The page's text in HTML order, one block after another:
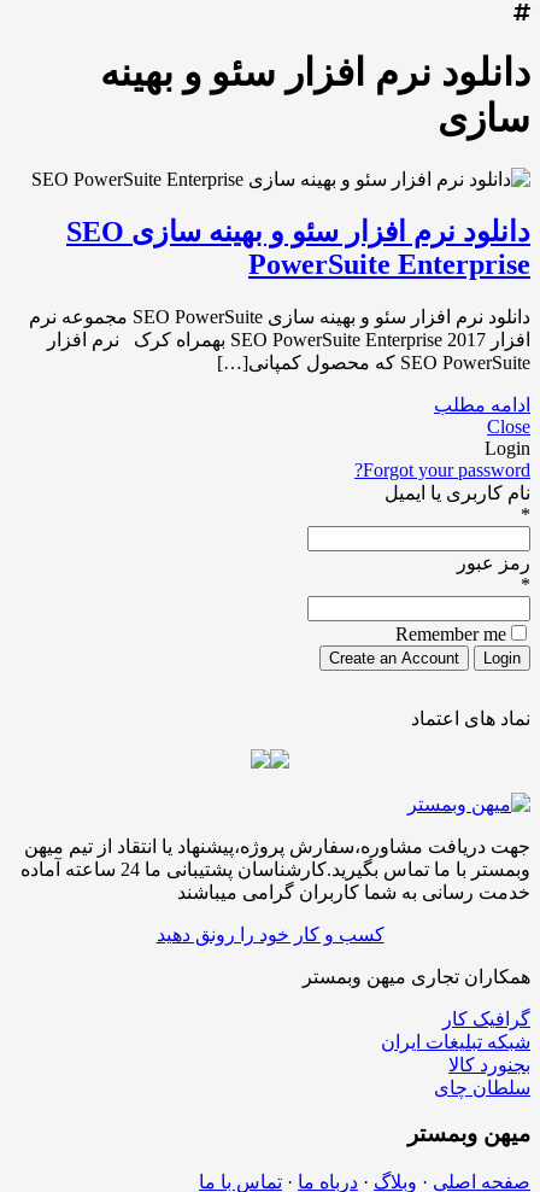
دانلود نرم افزار سئو و بهینه
سازی
دانلود نرم افزار سئو و بهینه سازی SEO
PowerSuite Enterprise
دانلود نرم افزار سئو و بهینه سازی SEO PowerSuite مجموعه نرم
افزار SEO PowerSuite Enterprise 2017 بهمراه کرک نرم افزار
SEO PowerSuite که محصول کمپانی[…]
ادامه مطلب
Close
Login
Forgot your password?
نام کاربری یا ایمیل
*
رمز عبور
*
Remember me
نماد های اعتماد
جهت دریافت مشاوره،سفارش پروژه،پیشنهاد یا انتقاد از تیم میهن
وبمستر با ما تماس بگیرید.کارشناسان پشتیبانی ما 24 ساعته آماده
خدمت رسانی به شما کاربران گرامی میباشند
کسب و کار خود را رونق دهید
همکاران تجاری میهن وبمستر
گرافیک کار
شبکه تبلیغات ایران
بجنورد کالا
سلطان چای
میهن وبمستر
صفحه اصلی · وبلاگ · درباه ما · تماس با ما